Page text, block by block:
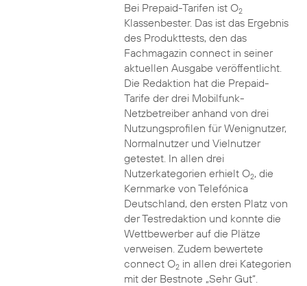
Bei Prepaid-Tarifen ist O2
Klassenbester. Das ist das Ergebnis
des Produkttests, den das
Fachmagazin connect in seiner
aktuellen Ausgabe veröffentlicht.
Die Redaktion hat die Prepaid-
Tarife der drei Mobilfunk-
Netzbetreiber anhand von drei
Nutzungsprofilen für Wenignutzer,
Normalnutzer und Vielnutzer
getestet. In allen drei
Nutzerkategorien erhielt O2, die
Kernmarke von Telefónica
Deutschland, den ersten Platz von
der Testredaktion und konnte die
Wettbewerber auf die Plätze
verweisen. Zudem bewertete
connect O2in allen drei Kategorien
mit der Bestnote „Sehr Gut“.